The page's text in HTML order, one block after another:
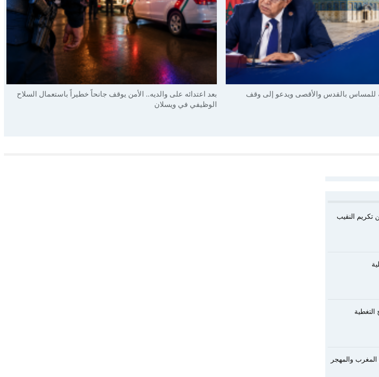
للمساس بالقدس والأقصى ويدعو إلى وقف
بعد اعتدائه على والديه.. الأمن يوقف جانحاً خطيراً باستعمال السلاح
الوظيفي في ويسلان
تكريم النقيب
والمهجر